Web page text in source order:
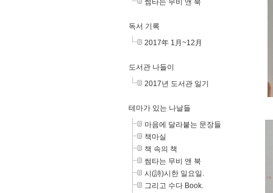
썸타는 무비 앤 북
독서 기록
2017年 1月~12月
도서관 나들이
2017년 도서관 일기
테마가 있는 나날들
마음에 달라붙는 문장들
책마실
책 속의 책
썸타는 무비 앤 북
시(詩)시한 일요일.
그리고 수다 Book.